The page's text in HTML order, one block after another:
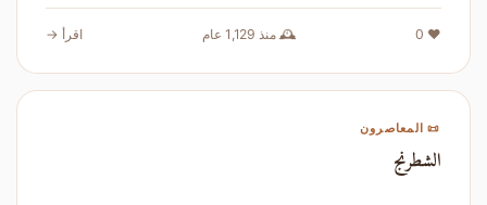
❤️ 0 🕰️ منذ 1,129 عام اقرأ →
📜 المعاصرون
الشطرنج